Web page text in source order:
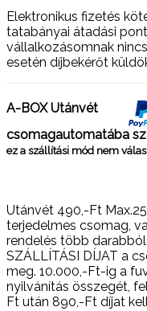
Elektronikus fizetés
tatabányai átadási
vállalkozásomnak
esetén díjbekérőt
A-BOX Utánvét
csomagautomatába
ez a szállítási mód nem
Utánvét 490,-Ft
terjedelmes csomag,
rendelés több
SZÁLLÍTÁSI DÍJAT a
meg. 10.000,-Ft-ig a
nyilvánítás összegét,
Ft után 890,-Ft díjat